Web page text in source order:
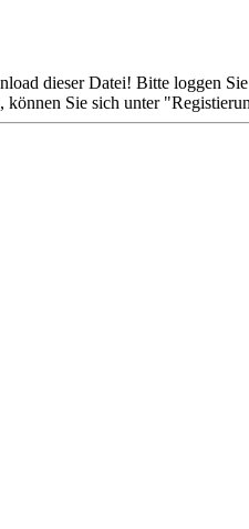
dieser Datei! Bitte loggen
können Sie sich unter